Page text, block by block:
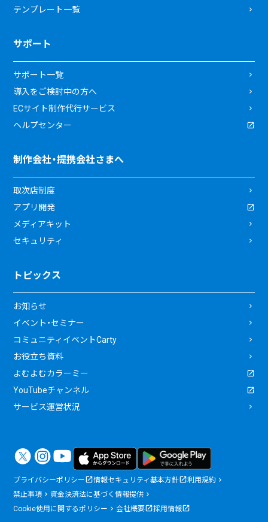
テンプレート一覧
サポート
サポート一覧
導入をご検討中の方へ
ECサイト制作代行サービス
ヘルプセンター
制作会社・提携会社さまへ
取次店制度
アプリ開発
メディアキット
セキュリティ
トピックス
お知らせ
イベント・セミナー
コミュニティイベントCarty
お役立ち資料
よむよむカラーミー
YouTubeチャンネル
サービス運営状況
プライバシーポリシー 情報セキュリティ基本方針
利用規約
禁止事項
資金決済法に基づく情報提供
Cookie使用に関するポリシー
会社概要 採用情報